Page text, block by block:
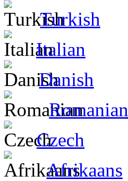
Turkish
Italian
Danish
Romanian
Czech
Afrikaans